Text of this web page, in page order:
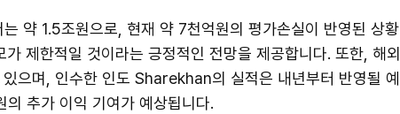
약 1.5조원으로, 현재 약 7천억원의 평가손실이 반영된 상황
제한적일 것이라는 긍정적인 전망을 제공합니다. 또한, 해외
으며, 인수한 인도 Sharekhan의 실적은 내년부터 반영될 예
추가 이익 기여가 예상됩니다.